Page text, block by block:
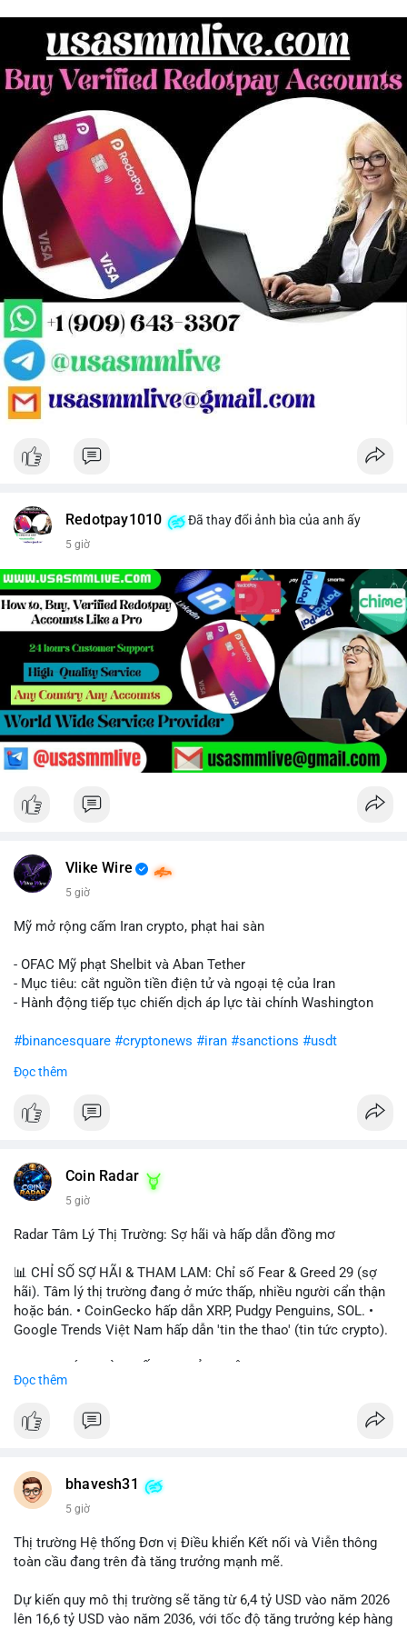
Redotpay1010 Đã thay đổi ảnh bìa của anh ấy
5 giờ
Vlike Wire
5 giờ
Mỹ mở rộng cấm Iran crypto, phạt hai sàn
- OFAC Mỹ phạt Shelbit và Aban Tether
- Mục tiêu: cắt nguồn tiền điện tử và ngoại tệ của Iran
- Hành động tiếp tục chiến dịch áp lực tài chính Washington
#binancesquare #cryptonews #iran #sanctions #usdt
$usdt
#vlikevn #titanbot
Đọc thêm
Coin Radar
5 giờ
Radar Tâm Lý Thị Trường: Sợ hãi và hấp dẫn đồng mơ
📊 CHỈ SỐ SỢ HÃI & THAM LAM: Chỉ số Fear & Greed 29 (sợ
hãi). Tâm lý thị trường đang ở mức thấp, nhiều người cẩn thận
hoặc bán. • CoinGecko hấp dẫn XRP, Pudgy Penguins, SOL. •
Google Trends Việt Nam hấp dẫn 'tin the thao' (tin tức crypto).
ONDO, CASHCAT. • Chủ đề 'tô thị ty na' (tỷ giá) và 'giao thông'
BTC breakout và lệnh long/short.
định crypto là 'vấn đề lớn' giúp giảm áp lực USD. • Binance hỗ
trợ cổ phiếu Apple/IBM. • Bài đăng hấp dẫn về $HFT, $SKYAI,
💡 NHẬN ĐỊNH & KHUYẾN NGHỊ: Tâm lý thị trường đang phân
coin (PENGU, CASHCAT) và tin cậy từ các dự án lớn (BTC,
SOL). Rủi ro tăng nếu không có thông tin rõ ràng về quy định.
Đọc thêm
bhavesh31
5 giờ
Thị trường Hệ thống Đơn vị Điều khiển Kết nối và Viễn thông
toàn cầu đang trên đà tăng trưởng mạnh mẽ.
Dự kiến quy mô thị trường sẽ tăng từ 6,4 tỷ USD vào năm 2026
lên 16,6 tỷ USD vào năm 2036, với tốc độ tăng trưởng kép hàng